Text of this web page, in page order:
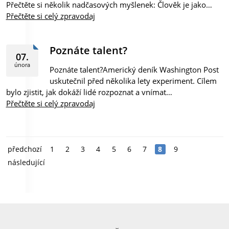
Přečtěte si několik nadčasových myšlenek: Člověk je jako…
Přečtěte si celý zpravodaj
07.
února
Poznáte talent?
Poznáte talent?Americký deník Washington Post
uskutečnil před několika lety experiment. Cílem
bylo zjistit, jak dokáží lidé rozpoznat a vnímat…
Přečtěte si celý zpravodaj
předchozí 1 2 3 4 5 6 7 8
9
následující